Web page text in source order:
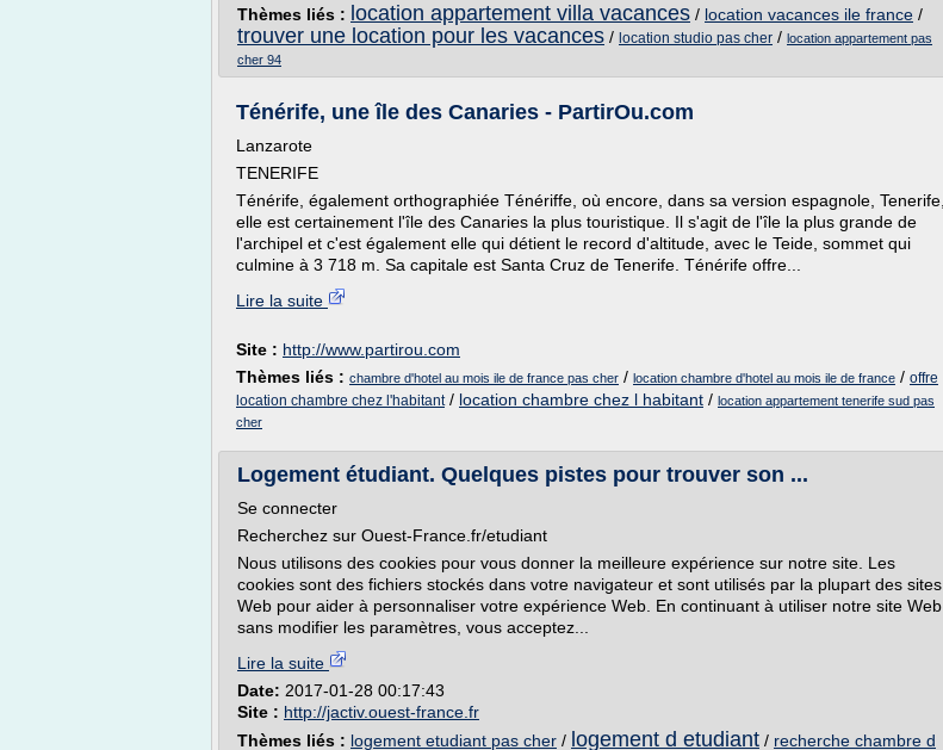
Thèmes liés : location appartement villa vacances / location vacances ile france /
trouver une location pour les vacances / location studio pas cher / location appartement pas
cher 94
Ténérife, une île des Canaries - PartirOu.com
Lanzarote
TENERIFE
Ténérife, également orthographiée Ténériffe, où encore, dans sa version espagnole, Tenerife,
elle est certainement l'île des Canaries la plus touristique. Il s'agit de l'île la plus grande de
l'archipel et c'est également elle qui détient le record d'altitude, avec le Teide, sommet qui
culmine à 3 718 m. Sa capitale est Santa Cruz de Tenerife. Ténérife offre...
Lire la suite
Site : http://www.partirou.com
Thèmes liés : chambre d'hotel au mois ile de france pas cher / location chambre d'hotel au mois ile de france / offre
location chambre chez l'habitant/ location chambre chez l habitant / location appartement tenerife sud pas
cher
Logement étudiant. Quelques pistes pour trouver son ...
Se connecter
Recherchez sur Ouest-France.fr/etudiant
Nous utilisons des cookies pour vous donner la meilleure expérience sur notre site. Les
cookies sont des fichiers stockés dans votre navigateur et sont utilisés par la plupart des sites
Web pour aider à personnaliser votre expérience Web. En continuant à utiliser notre site Web
sans modifier les paramètres, vous acceptez...
Lire la suite
Date: 2017-01-28 00:17:43
Site : http://jactiv.ouest-france.fr
Thèmes liés : logement etudiant pas cher / logement d etudiant / recherche chambre d